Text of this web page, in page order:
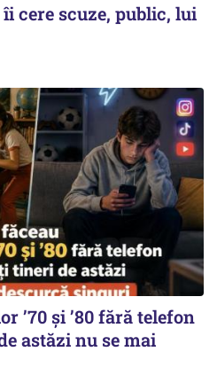
cere scuze, public, lui
’70 și ’80 fără telefon
astăzi nu se mai